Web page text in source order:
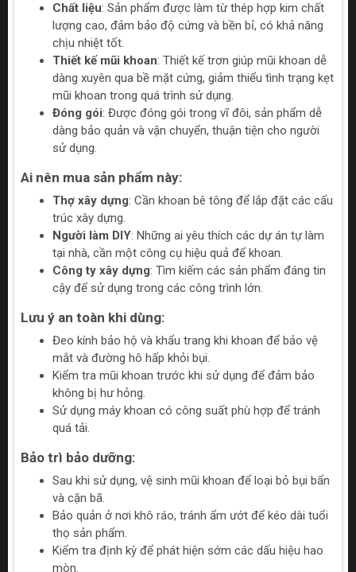
Chất liệu: Sản phẩm được làm từ thép hợp kim chất
lượng cao, đảm bảo độ cứng và bền bỉ, có khả năng
chịu nhiệt tốt.
Thiết kế mũi khoan: Thiết kế trơn giúp mũi khoan dễ
dàng xuyên qua bề mặt cứng, giảm thiểu tình trạng kẹt
mũi khoan trong quá trình sử dụng.
Đóng gói: Được đóng gói trong vĩ đôi, sản phẩm dễ
dàng bảo quản và vận chuyển, thuận tiện cho người
sử dụng.
Ai nên mua sản phẩm này:
Thợ xây dựng: Cần khoan bê tông để lắp đặt các cấu
trúc xây dựng.
Người làm DIY: Những ai yêu thích các dự án tự làm
tại nhà, cần một công cụ hiệu quả để khoan.
Công ty xây dựng: Tìm kiếm các sản phẩm đáng tin
cậy để sử dụng trong các công trình lớn.
Lưu ý an toàn khi dùng:
Đeo kính bảo hộ và khẩu trang khi khoan để bảo vệ
mắt và đường hô hấp khỏi bụi.
Kiểm tra mũi khoan trước khi sử dụng để đảm bảo
không bị hư hỏng.
Sử dụng máy khoan có công suất phù hợp để tránh
quá tải.
Bảo trì bảo dưỡng:
Sau khi sử dụng, vệ sinh mũi khoan để loại bỏ bụi bẩn
và cặn bã.
Bảo quản ở nơi khô ráo, tránh ẩm ướt để kéo dài tuổi
thọ sản phẩm.
Kiểm tra định kỳ để phát hiện sớm các dấu hiệu hao
mòn.